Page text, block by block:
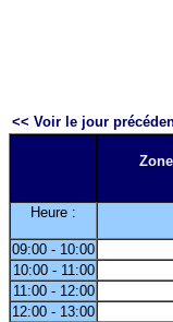
<< Voir le jour
Heure :
09:00 - 10:00
10:00 - 11:00
11:00 - 12:00
12:00 - 13:00